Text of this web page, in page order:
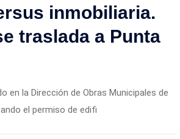
inmobiliaria.
traslada a Punta
en la Dirección de Obras Municipales de
el permiso de edifi